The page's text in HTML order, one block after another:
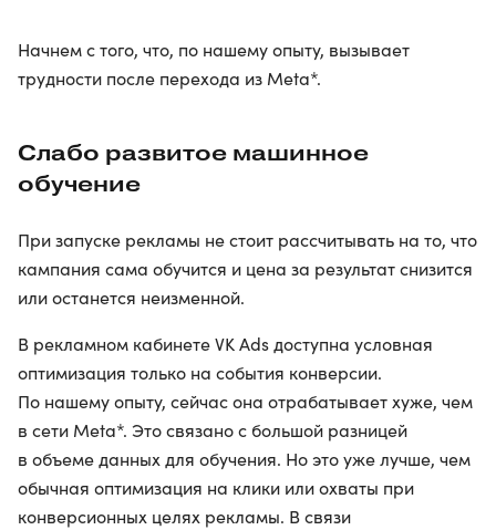
Начнем с того, что, по нашему опыту, вызывает
трудности после перехода из Meta*.
Слабо развитое машинное
обучение
При запуске рекламы не стоит рассчитывать на то, что
кампания сама обучится и цена за результат снизится
или останется неизменной.
В рекламном кабинете VK Ads доступна условная
оптимизация только на события конверсии.
По нашему опыту, сейчас она отрабатывает хуже, чем
в сети Meta*. Это связано с большой разницей
в объеме данных для обучения. Но это уже лучше, чем
обычная оптимизация на клики или охваты при
конверсионных целях рекламы. В связи